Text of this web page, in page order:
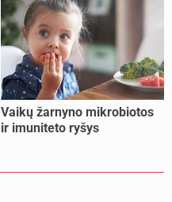
Vaikų žarnyno mikrobiotos
ir imuniteto ryšys